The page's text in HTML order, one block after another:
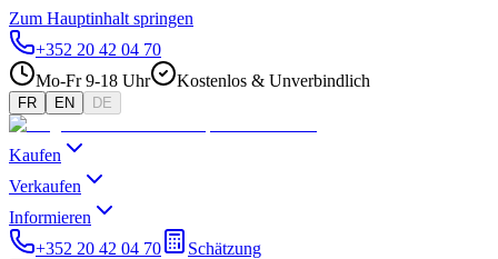
Zum Hauptinhalt springen
+352 20 42 04 70
Mo-Fr 9-18 Uhr
Kostenlos & Unverbindlich
FR EN DE
Kaufen
Verkaufen
Informieren
+352 20 42 04 70
Schätzung